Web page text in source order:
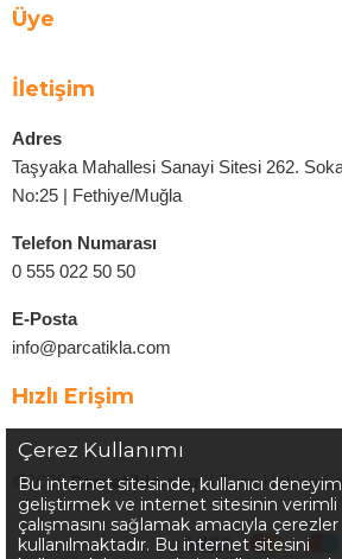
Üye
İletişim
Adres
Taşyaka Mahallesi Sanayi Sitesi 262.
No:25 | Fethiye/Muğla
Telefon Numarası
0 555 022 50 50
E-Posta
info@parcatikla.com
Hızlı Erişim
©2025Parcatikla.com| Tüm Hakları
Çerez Kullanımı
Bu internet sitesinde, kullanıcı
geliştirmek ve internet sitesinin verimli
çalışmasını sağlamak amacıyla çerezler
kullanılmaktadır. Bu internet sitesini